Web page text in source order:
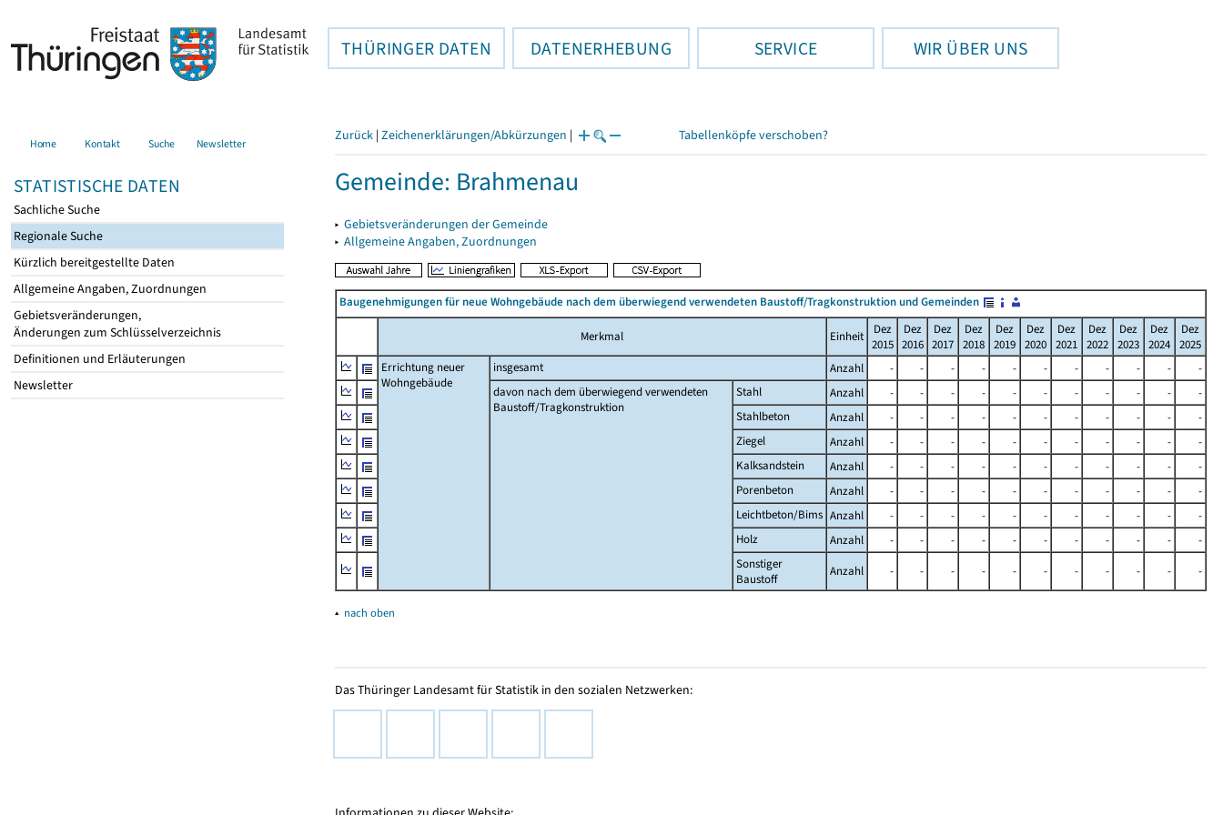
THÜRINGER DATEN DATENERHEBUNG SERVICE WIR ÜBER UNS
Home Kontakt Suche Newsletter
STATISTISCHE DATEN
Sachliche Suche
Regionale Suche
Kürzlich bereitgestellte Daten
Allgemeine Angaben, Zuordnungen
Gebietsveränderungen,
Änderungen zum Schlüsselverzeichnis
Definitionen und Erläuterungen
Newsletter
Zurück | Zeichenerklärungen/Abkürzungen | Tabellenköpfe verschoben?
Gemeinde: Brahmenau
▸ Gebietsveränderungen der Gemeinde
▸ Allgemeine Angaben, Zuordnungen
Baugenehmigungen für neue Wohngebäude nach dem überwiegend verwendeten Baustoff/Tragkonstruktion und Gemeinden
Merkmal Einheit
Dez
2015
Dez
2016
Dez
2017
Dez
2018
Dez
2019
Dez
2020
Dez
2021
Dez
2022
Dez
2023
Dez
2024
Dez
2025
Errichtung neuer
Wohngebäude
insgesamt Anzahl - - - - - - - - - -
-
davon nach dem überwiegend verwendeten
Baustoff/Tragkonstruktion
Stahl Anzahl - - - - - - - - - -
-
Stahlbeton
Anzahl - - - - - - - - - -
-
Ziegel
Anzahl - - - - - - - - - -
-
Kalksandstein
Anzahl - - - - - - - - - -
-
Porenbeton
Anzahl - - - - - - - - - -
-
Leichtbeton/Bims Anzahl - - - - - - - - - -
-
Holz
Anzahl - - - - - - - - - -
-
Sonstiger
Baustoff
Anzahl - - - - - - - - - - -
▴ nach oben
Das Thüringer Landesamt für Statistik in den sozialen Netzwerken: